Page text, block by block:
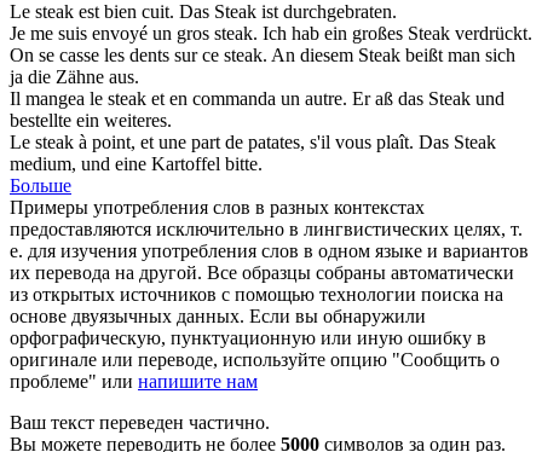
Le steak est bien cuit. Das Steak ist durchgebraten.
Je me suis envoyé un gros steak. Ich hab ein großes Steak verdrückt.
On se casse les dents sur ce steak. An diesem Steak beißt man sich
ja die Zähne aus.
Il mangea le steak et en commanda un autre. Er aß das Steak und
bestellte ein weiteres.
Le steak à point, et une part de patates, s'il vous plaît. Das Steak
medium, und eine Kartoffel bitte.
Больше
Примеры употребления слов в разных контекстах
предоставляются исключительно в лингвистических целях, т.
е. для изучения употребления слов в одном языке и вариантов
их перевода на другой. Все образцы собраны автоматически
из открытых источников с помощью технологии поиска на
основе двуязычных данных. Если вы обнаружили
орфографическую, пунктуационную или иную ошибку в
оригинале или переводе, используйте опцию "Сообщить о
проблеме" или напишите нам
Ваш текст переведен частично.
Вы можете переводить не более 5000 символов за один раз.